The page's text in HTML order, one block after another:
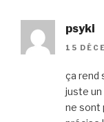
psyki
15
ça rend
juste
ne sont